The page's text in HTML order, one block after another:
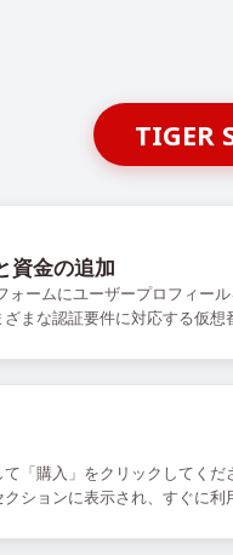
TIGER
資金の追加
ォームにユーザープロフィー
まな認証要件に対応する仮想
「購入」をクリックしてく
ションに表示され、すぐに利